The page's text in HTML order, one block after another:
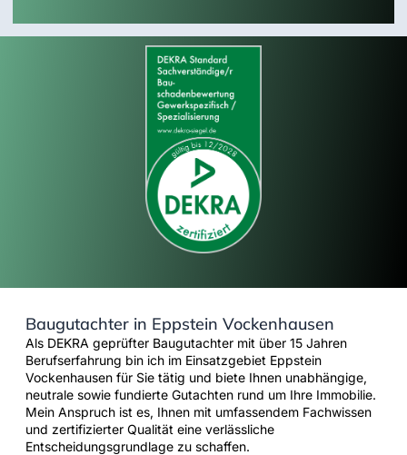
Baugutachter in Eppstein Vockenhausen
Als DEKRA geprüfter Baugutachter mit über 15 Jahren
Berufserfahrung bin ich im Einsatzgebiet Eppstein
Vockenhausen für Sie tätig und biete Ihnen unabhängige,
neutrale sowie fundierte Gutachten rund um Ihre Immobilie.
Mein Anspruch ist es, Ihnen mit umfassendem Fachwissen
und zertifizierter Qualität eine verlässliche
Entscheidungsgrundlage zu schaffen.